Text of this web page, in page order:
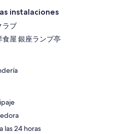
instalaciones
ラブ
食屋 銀座ランプ亭
las 24 horas